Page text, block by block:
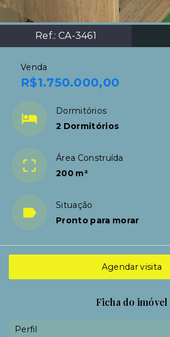
Ref.: CA-3461
Venda
R$1.750.000,00
Dormitórios
2 Dormitórios
Área Construída
200 m²
Situação
Pronto para morar
Agendar visita
Ficha do imóvel
Perfil